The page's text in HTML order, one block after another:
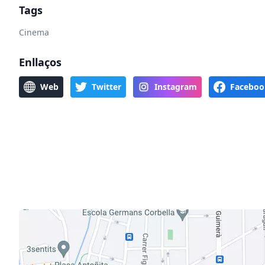
Tags
Cinema
Enllaços
Web Twitter Instagram